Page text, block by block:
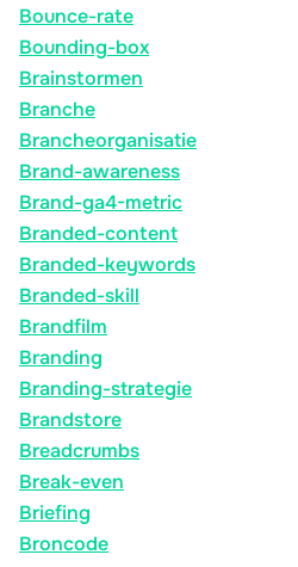
Bounce-rate
Bounding-box
Brainstormen
Branche
Brancheorganisatie
Brand-awareness
Brand-ga4-metric
Branded-content
Branded-keywords
Branded-skill
Brandfilm
Branding
Branding-strategie
Brandstore
Breadcrumbs
Break-even
Briefing
Broncode